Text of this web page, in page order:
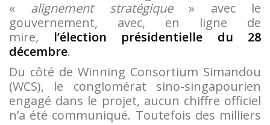
« alignement stratégique» avec le
gouvernement, avec, en ligne de
mire, l’élection présidentielle du 28
décembre.
Du côté de Winning Consortium Simandou
(WCS), le conglomérat sino-singapourien
engagé dans le projet, aucun chiffre officiel
n’a été communiqué. Toutefois des milliers